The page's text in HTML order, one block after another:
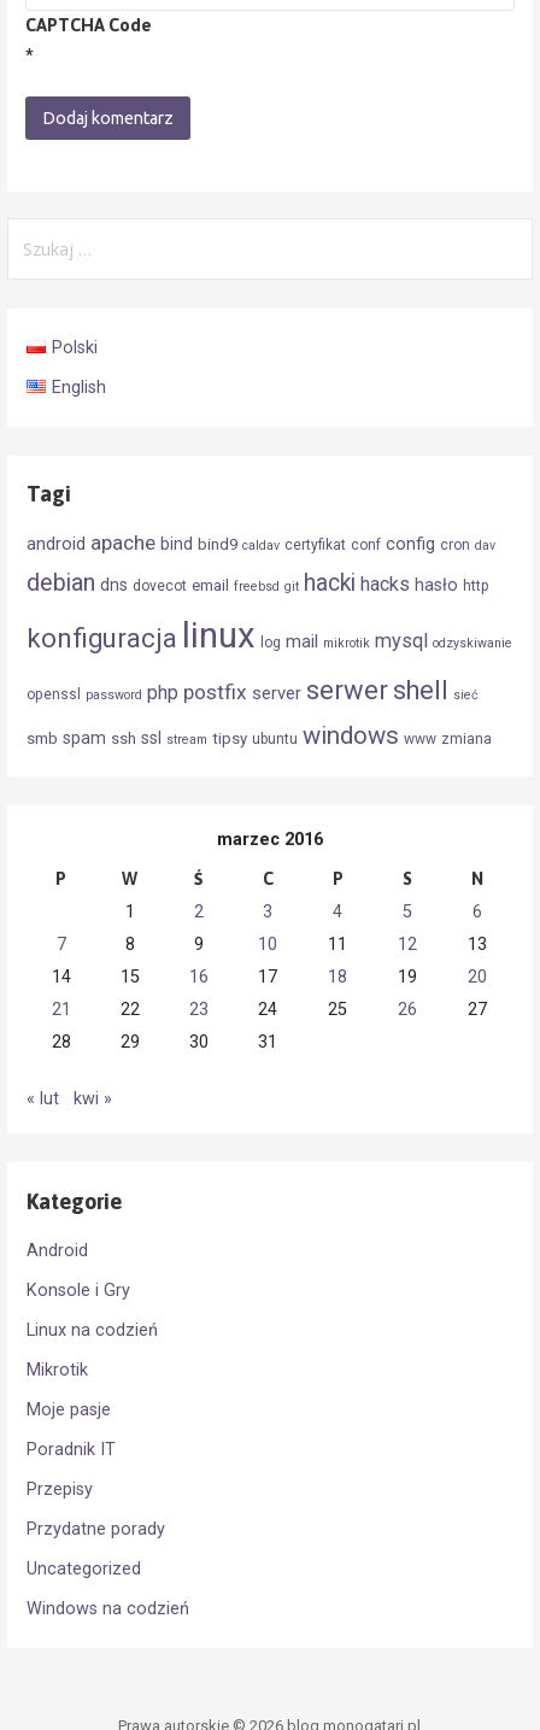
CAPTCHA Code
*
Polski
English
Tagi
android apache bind bind9 caldav certyfikat conf config cron dav
debian dns dovecot email freebsd git hacki hacks hasło http
konfiguracja linux log mail mikrotik mysql odzyskiwanie
openssl password php postfix server serwer shell sieć
smb spam ssh ssl stream tipsy ubuntu windows www zmiana
marzec 2016
P W Ś C P S N
1 2 3 4 5
6
7
8 9 10 11 12
13
14
15 16 17 18 19
20
21
22 23 24 25 26
27
28
29 30 31
« lut kwi »
Kategorie
Android
Konsole i Gry
Linux na codzień
Mikrotik
Moje pasje
Poradnik IT
Przepisy
Przydatne porady
Uncategorized
Windows na codzień
Prawa autorskie © 2026 blog.monogatari.pl